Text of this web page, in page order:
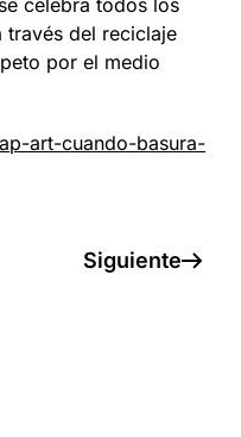
celebra todos los
del reciclaje
por el medio
art-cuando-basura-
Siguiente